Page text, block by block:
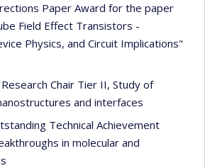
Paper Award for the paper
Field Effect Transistors -
Physics, and Circuit Implications"
Chair Tier II, Study of
and interfaces
Technical Achievement
in molecular and